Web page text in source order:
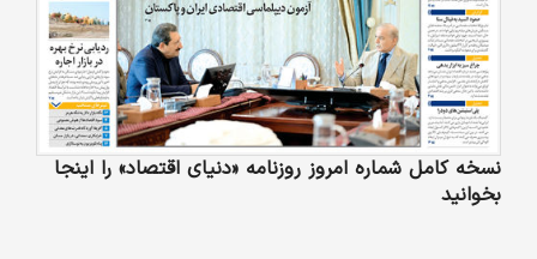
نسخه کامل شماره امروز روزنامه «دنیای‌ اقتصاد» را اینجا
بخوانید